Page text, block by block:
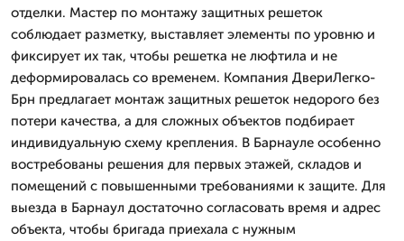
отделки. Мастер по монтажу защитных решеток
соблюдает разметку, выставляет элементы по уровню и
фиксирует их так, чтобы решетка не люфтила и не
деформировалась со временем. Компания ДвериЛегко-
Брн предлагает монтаж защитных решеток недорого без
потери качества, а для сложных объектов подбирает
индивидуальную схему крепления. В Барнауле особенно
востребованы решения для первых этажей, складов и
помещений с повышенными требованиями к защите. Для
выезда в Барнаул достаточно согласовать время и адрес
объекта, чтобы бригада приехала с нужным